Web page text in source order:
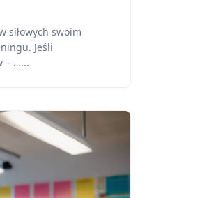
siłowych swoim
Jeśli
– …...